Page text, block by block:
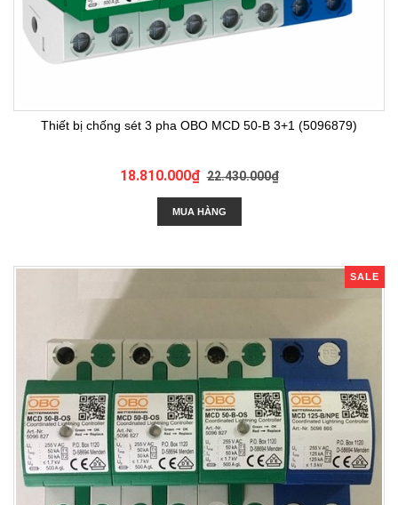
Thiết bị chống sét 3 pha OBO MCD 50-B 3+1 (5096879)
18.810.000₫22.430.000₫
MUA HÀNG
SALE